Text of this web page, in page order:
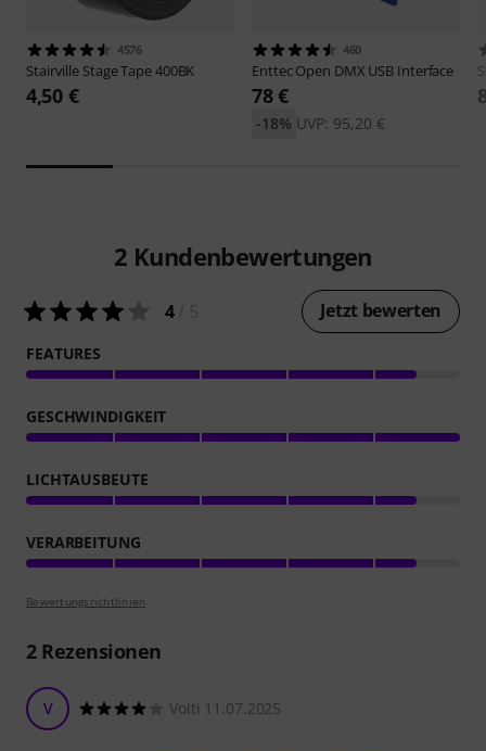
4576
Stairville Stage Tape 400BK
4,50 €
460
EnttecOpen DMX USB Interface
78 €
UVP: 95,20 €
-18%
2 Kundenbewertungen
4/ 5 Jetzt bewerten
FEATURES
GESCHWINDIGKEIT
LICHTAUSBEUTE
VERARBEITUNG
Bewertungsrichtlinien
2Rezensionen
V Volti 11.07.2025